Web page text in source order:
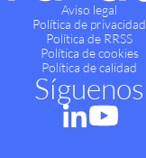
Aviso legal
Política de privacidad
Política de RRSS
Política de cookies
Política de calidad
Síguenos